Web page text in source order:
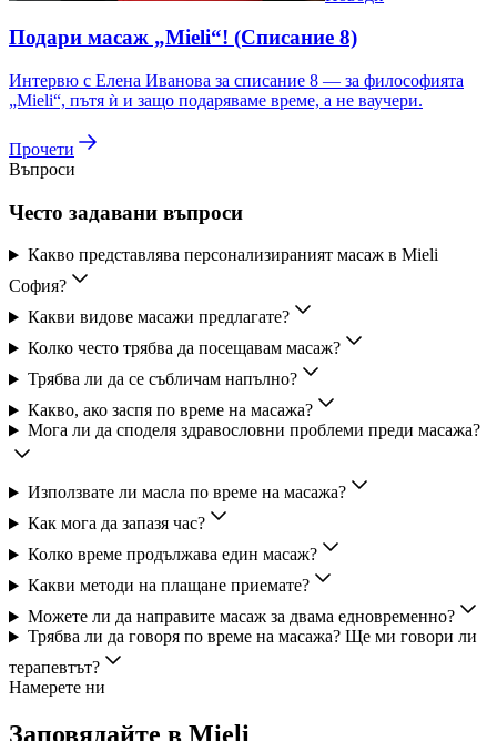
Подари масаж „Mieli“! (Списание 8)
Интервю с Елена Иванова за списание 8 — за философията
„Mieli“, пътя ѝ и защо подаряваме време, а не ваучери.
Прочети
Въпроси
Често задавани въпроси
Какво представлява персонализираният масаж в Mieli
София?
Какви видове масажи предлагате?
Колко често трябва да посещавам масаж?
Трябва ли да се събличам напълно?
Какво, ако заспя по време на масажа?
Мога ли да споделя здравословни проблеми преди масажа?
Използвате ли масла по време на масажа?
Как мога да запазя час?
Колко време продължава един масаж?
Какви методи на плащане приемате?
Можете ли да направите масаж за двама едновременно?
Трябва ли да говоря по време на масажа? Ще ми говори ли
терапевтът?
Намерете ни
Заповядайте в Mieli